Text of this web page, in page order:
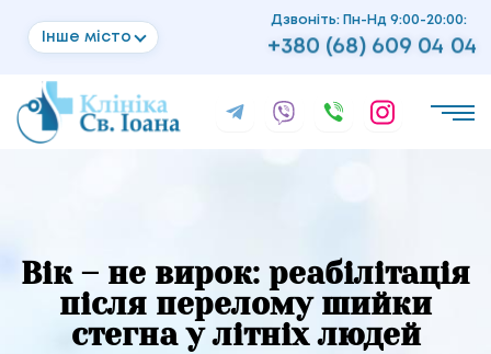
Інше місто
Дзвоніть: Пн-Нд 9:00-20:00:
+380 (68) 609 04 04
Вік – не вирок: реабілітація
після перелому шийки
стегна у літніх людей